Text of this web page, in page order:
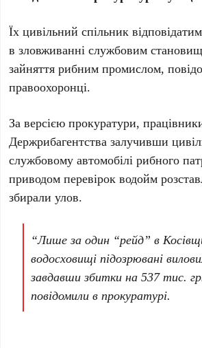
Їх цивільний спільник
в зловживанні службовим
зайняття рибним промислом,
правоохоронці.
За версією прокуратури,
Держрибагентства залучивши
службовому автомобілі рибного
приводом перевірок водойм
збирали улов.
“Лише за один “рейд” в
водосховищі підозрювані
завдавши збитки на 537 тис.
повідомили в прокуратурі.